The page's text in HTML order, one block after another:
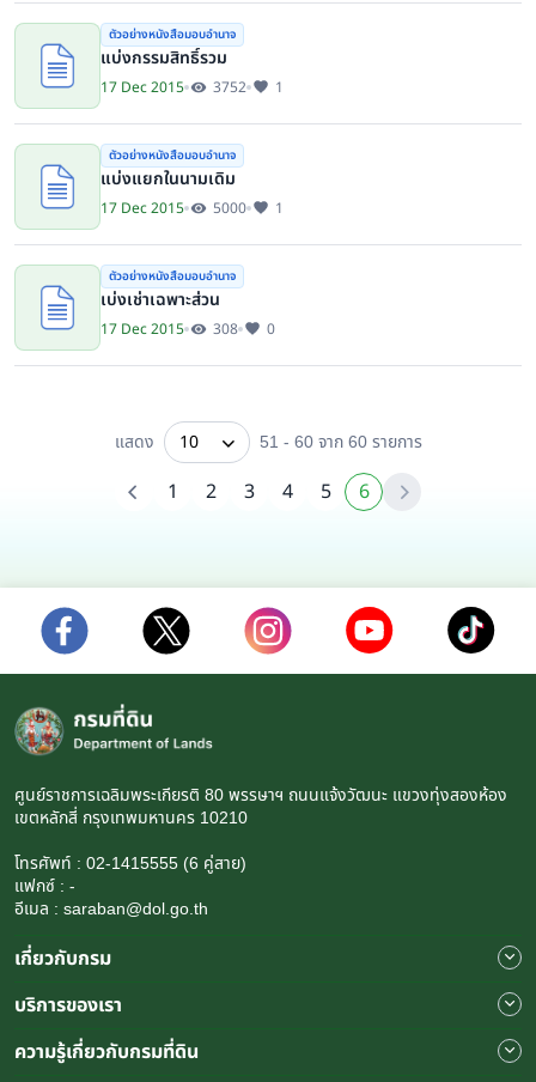
ตัวอย่างหนังสือมอบอำนาจ
แบ่งกรรมสิทธิ์รวม
17 Dec 2015 3752 1
ตัวอย่างหนังสือมอบอำนาจ
แบ่งแยกในนามเดิม
17 Dec 2015 5000 1
ตัวอย่างหนังสือมอบอำนาจ
เบ่งเช่าเฉพาะส่วน
17 Dec 2015 308 0
แสดง 10 51 - 60 จาก 60 รายการ
1 2 3 4 5 6
ศูนย์ราชการเฉลิมพระเกียรติ 80 พรรษาฯ ถนนแจ้งวัฒนะ แขวงทุ่งสองห้อง
เขตหลักสี่ กรุงเทพมหานคร 10210
โทรศัพท์ : 02-1415555 (6 คู่สาย)
แฟกซ์ : -
อีเมล : saraban@dol.go.th
เกี่ยวกับกรม
บริการของเรา
ความรู้เกี่ยวกับกรมที่ดิน